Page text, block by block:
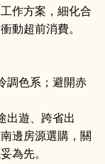
作方案，細化合
動超前消費。
調色系；避開赤
出遊、跨省出
邊房源選購，關
為先。